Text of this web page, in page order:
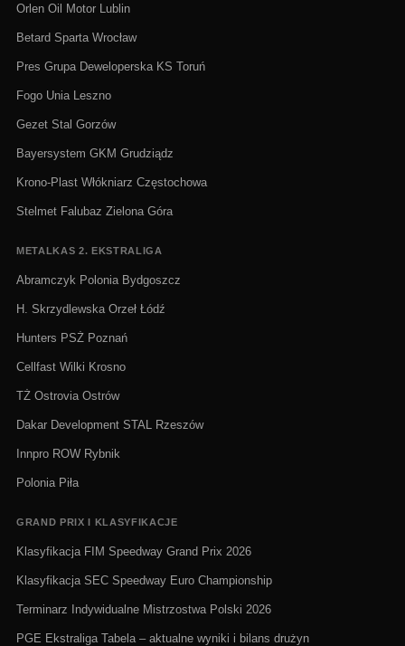
Orlen Oil Motor Lublin
Betard Sparta Wrocław
Pres Grupa Deweloperska KS Toruń
Fogo Unia Leszno
Gezet Stal Gorzów
Bayersystem GKM Grudziądz
Krono-Plast Włókniarz Częstochowa
Stelmet Falubaz Zielona Góra
METALKAS 2. EKSTRALIGA
Abramczyk Polonia Bydgoszcz
H. Skrzydlewska Orzeł Łódź
Hunters PSŻ Poznań
Cellfast Wilki Krosno
TŻ Ostrovia Ostrów
Dakar Development STAL Rzeszów
Innpro ROW Rybnik
Polonia Piła
GRAND PRIX I KLASYFIKACJE
Klasyfikacja FIM Speedway Grand Prix 2026
Klasyfikacja SEC Speedway Euro Championship
Terminarz Indywidualne Mistrzostwa Polski 2026
PGE Ekstraliga Tabela – aktualne wyniki i bilans drużyn